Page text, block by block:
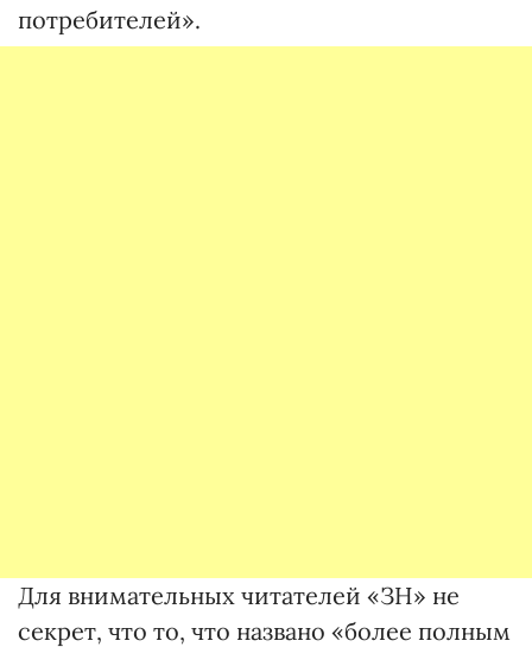
потребителей».
Для внимательных читателей «ЗН» не
секрет, что то, что названо «более полным